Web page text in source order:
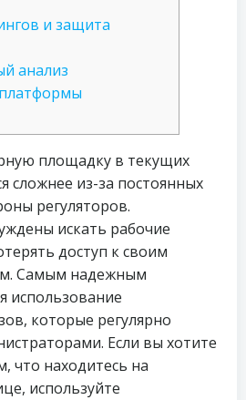
и защита
анализ
площадку в текущих
сложнее из-за постоянных
регуляторов.
искать рабочие
доступ к своим
Самым надежным
использование
которые регулярно
Если вы хотите
что находитесь на
используйте